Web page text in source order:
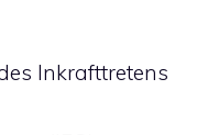
Inkrafttretens